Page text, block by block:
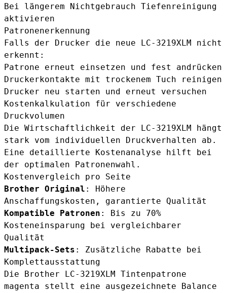
Bei längerem Nichtgebrauch Tiefenreinigung
aktivieren
Patronenerkennung
Falls der Drucker die neue LC-3219XLM nicht
erkennt:
Patrone erneut einsetzen und fest andrücken
Druckerkontakte mit trockenem Tuch reinigen
Drucker neu starten und erneut versuchen
Kostenkalkulation für verschiedene
Druckvolumen
Die Wirtschaftlichkeit der LC-3219XLM hängt
stark vom individuellen Druckverhalten ab.
Eine detaillierte Kostenanalyse hilft bei
der optimalen Patronenwahl.
Kostenvergleich pro Seite
Brother Original : Höhere
Anschaffungskosten, garantierte Qualität
Kompatible Patronen : Bis zu 70%
Kosteneinsparung bei vergleichbarer
Qualität
Multipack-Sets : Zusätzliche Rabatte bei
Komplettausstattung
Die
Brother LC-3219XLM Tintenpatrone
magenta stellt eine ausgezeichnete Balance